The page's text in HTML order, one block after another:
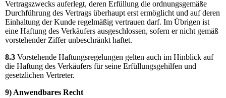
Vertragszwecks auferlegt, deren Erfüllung die ordnungsgemäße
Durchführung des Vertrags überhaupt erst ermöglicht und auf deren
Einhaltung der Kunde regelmäßig vertrauen darf. Im Übrigen ist
eine Haftung des Verkäufers ausgeschlossen, sofern er nicht gemäß
vorstehender Ziffer unbeschränkt haftet.
8.3 Vorstehende Haftungsregelungen gelten auch im Hinblick auf
die Haftung des Verkäufers für seine Erfüllungsgehilfen und
gesetzlichen Vertreter.
9) Anwendbares Recht